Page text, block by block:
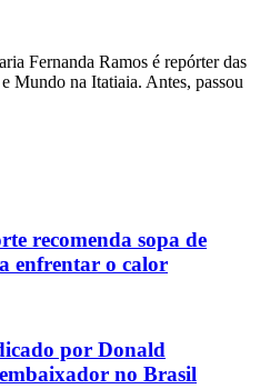
Fernanda Ramos é repórter das
Mundo na Itatiaia. Antes, passou
recomenda sopa de
enfrentar o calor
por Donald
no Brasil